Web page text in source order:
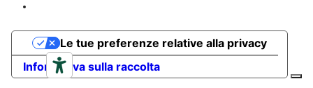
Informativa sulla raccolta
Le tue preferenze relative alla privacy